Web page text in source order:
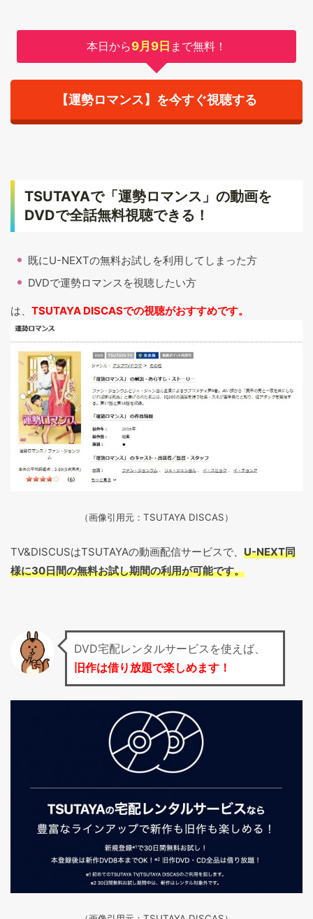
本日から9月9日 まで無料！
【運勢ロマンス】を今すぐ視聴する
TSUTAYAで「運勢ロマンス」の動画を
DVDで全話無料視聴できる！
既にU-NEXTの無料お試しを利用してしまった方
DVDで運勢ロマンスを視聴したい方
は、 TSUTAYA DISCASでの視聴がおすすめです。
（画像引用元：TSUTAYA DISCAS）
TV&DISCUSはTSUTAYAの動画配信サービスで、 U-NEXT同
様に30日間の無料お試し期間の利用が可能です。
DVD宅配レンタルサービスを使えば、
旧作は借り放題で楽しめます！